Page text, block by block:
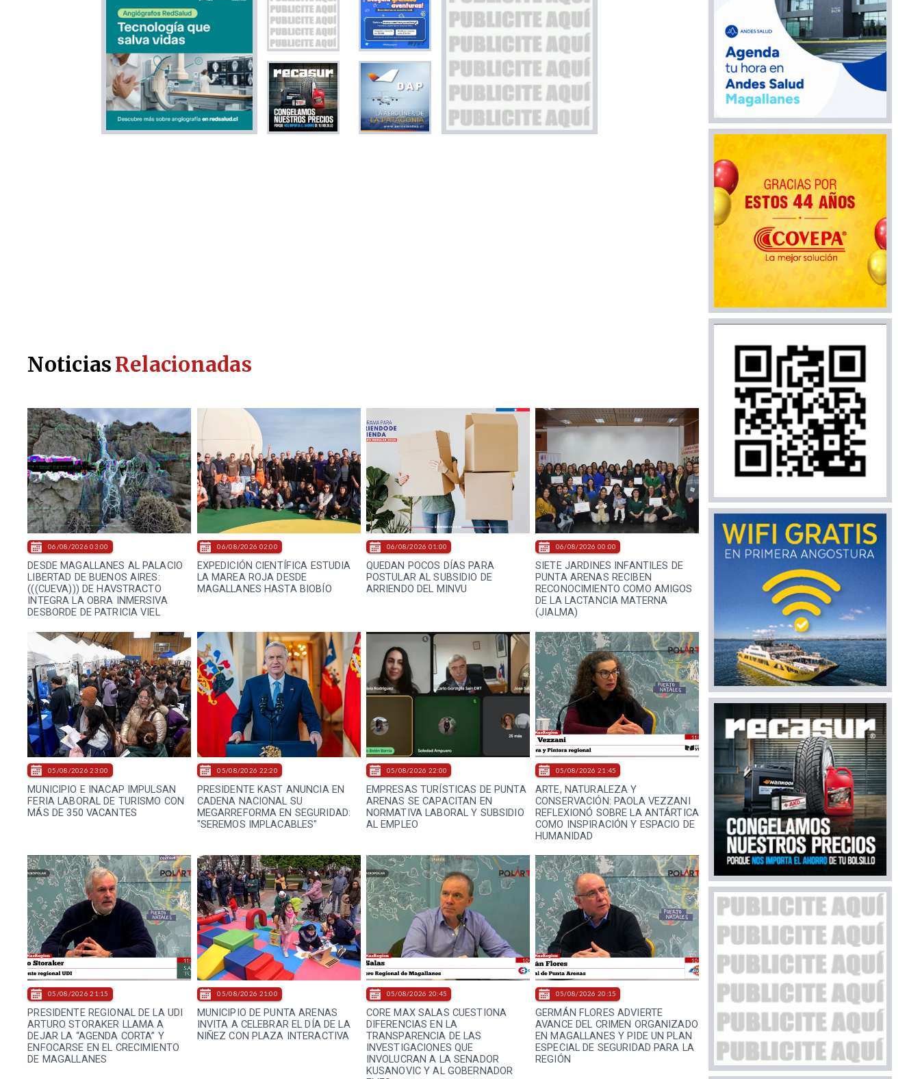
DESDE MAGALLANES AL PALACIO
LIBERTAD DE BUENOS AIRES:
(((CUEVA))) DE HAVSTRACTO
INTEGRA LA OBRA INMERSIVA
DESBORDE DE PATRICIA VIEL
06/08/2026 03:00
EXPEDICIÓN CIENTÍFICA ESTUDIA
LA MAREA ROJA DESDE
MAGALLANES HASTA BIOBÍO
06/08/2026 02:00
QUEDAN POCOS DÍAS PARA
POSTULAR AL SUBSIDIO DE
ARRIENDO DEL MINVU
06/08/2026 01:00
SIETE JARDINES INFANTILES DE
PUNTA ARENAS RECIBEN
RECONOCIMIENTO COMO AMIGOS
DE LA LACTANCIA MATERNA
(JIALMA)
06/08/2026 00:00
MUNICIPIO E INACAP IMPULSAN
FERIA LABORAL DE TURISMO CON
MÁS DE 350 VACANTES
05/08/2026 23:00
PRESIDENTE KAST ANUNCIA EN
CADENA NACIONAL SU
MEGARREFORMA EN SEGURIDAD:
"SEREMOS IMPLACABLES"
05/08/2026 22:20
EMPRESAS TURÍSTICAS DE PUNTA
ARENAS SE CAPACITAN EN
NORMATIVA LABORAL Y SUBSIDIO
AL EMPLEO
05/08/2026 22:00
ARTE, NATURALEZA Y
CONSERVACIÓN: PAOLA VEZZANI
REFLEXIONÓ SOBRE LA ANTÁRTICA
COMO INSPIRACIÓN Y ESPACIO DE
HUMANIDAD
05/08/2026 21:45
PRESIDENTE REGIONAL DE LA UDI
ARTURO STORAKER LLAMA A
DEJAR LA “AGENDA CORTA” Y
ENFOCARSE EN EL CRECIMIENTO
DE MAGALLANES
05/08/2026 21:15
MUNICIPIO DE PUNTA ARENAS
INVITA A CELEBRAR EL DÍA DE LA
NIÑEZ CON PLAZA INTERACTIVA
05/08/2026 21:00
CORE MAX SALAS CUESTIONA
DIFERENCIAS EN LA
TRANSPARENCIA DE LAS
INVESTIGACIONES QUE
INVOLUCRAN A LA SENADOR
KUSANOVIC Y AL GOBERNADOR
05/08/2026 20:45
GERMÁN FLORES ADVIERTE
AVANCE DEL CRIMEN ORGANIZADO
EN MAGALLANES Y PIDE UN PLAN
ESPECIAL DE SEGURIDAD PARA LA
REGIÓN
05/08/2026 20:15
NoticiasRelacionadas